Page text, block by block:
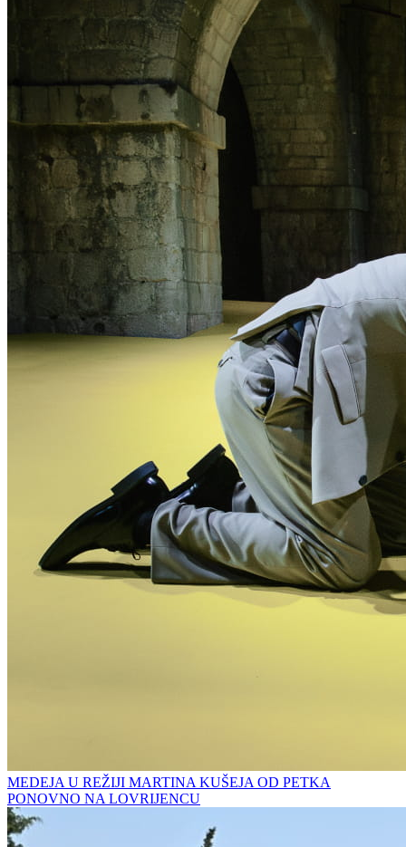
MEDEJA U REŽIJI MARTINA KUŠEJA OD PETKA
PONOVNO NA LOVRIJENCU